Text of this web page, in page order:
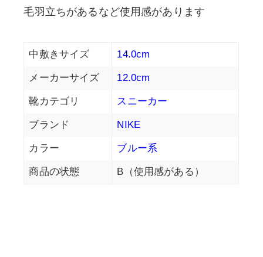
毛羽立ちがあるなど使用感があります
中敷きサイズ 14.0cm
メーカーサイズ 12.0cm
靴カテゴリ スニーカー
ブランド NIKE
カラー ブルー系
商品の状態 B（使用感がある）